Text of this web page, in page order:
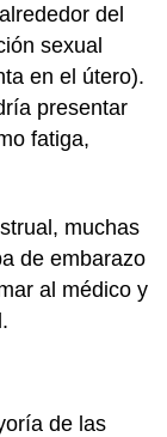
del
sexual
en el útero).
presentar
fatiga,
muchas
de embarazo
al médico y
de las